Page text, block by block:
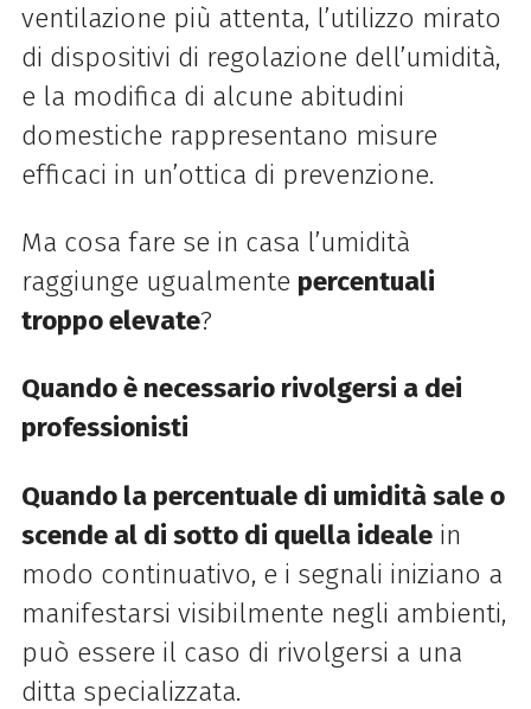
ventilazione più attenta, l’utilizzo mirato
di dispositivi di regolazione dell’umidità,
e la modifica di alcune abitudini
domestiche rappresentano misure
efficaci in un’ottica di prevenzione.
Ma cosa fare se in casa l’umidità
raggiunge ugualmente percentuali
troppo elevate?
Quando è necessario rivolgersi a dei
professionisti
Quando la percentuale di umidità sale o
scende al di sotto di quella idealein
modo continuativo, e i segnali iniziano a
manifestarsi visibilmente negli ambienti,
può essere il caso di rivolgersi a una
ditta specializzata.